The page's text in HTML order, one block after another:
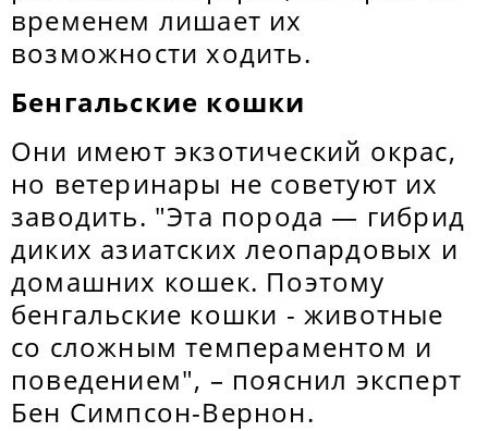
временем лишает их
возможности ходить.
Бенгальские кошки
Они имеют экзотический окрас,
но ветеринары не советуют их
заводить. "Эта порода — гибрид
диких азиатских леопардовых и
домашних кошек. Поэтому
бенгальские кошки - животные
со сложным темпераментом и
поведением", – пояснил эксперт
Бен Симпсон-Вернон.